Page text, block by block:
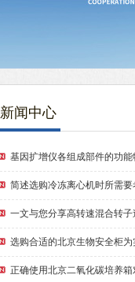
新闻中心
基因扩增仪各组成部件的功能
简述选购冷冻离心机时所需
一文与您分享高转速混合转
选购合适的北京生物安全柜
正确使用北京二氧化碳培养